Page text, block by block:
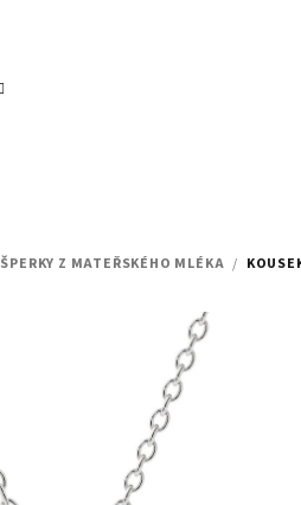
ŠPERKY Z MATEŘSKÉHO MLÉKA /